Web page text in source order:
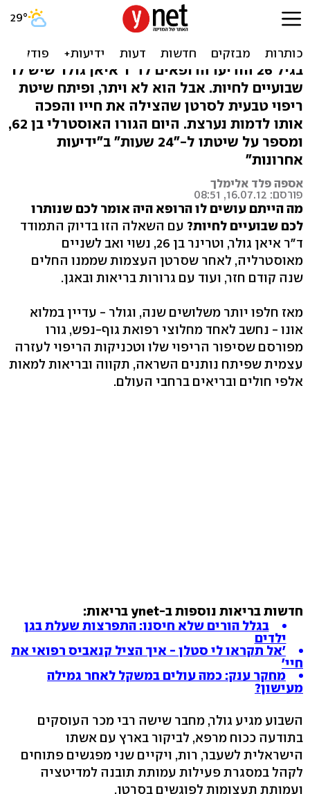
"נרפאתי מסרטן בזכות חוקן
קפה ומדיטציה"
בגיל 26 הודיעו הרופאים לד"ר איאן גולר שיש לו
שבועיים לחיות. אבל הוא לא ויתר, ופיתח שיטת
ריפוי טבעית לסרטן שהצילה את חייו והפכה
אותו לדמות נערצת. היום הגורו האוסטרלי בן 62,
ומספר על שיטתו ל-"24 שעות" ב"ידיעות
אחרונות"
אספה פלד אלימלך
פורסם: 16.07.12, 08:51
מה הייתם עושים לו הרופא היה אומר לכם שנותרו
לכם שבועיים לחיות? עם השאלה הזו בדיוק התמודד
ד"ר איאן גולר, וטרינר בן ‭,26‬ נשוי ואב לשניים
מאוסטרליה, לאחר שסרטן העצמות שממנו החלים
שנה קודם חזר, ועוד עם גרורות בריאות ובאגן.
מאז חלפו יותר משלושים שנה, וגולר - עדיין במלוא
אונו - נחשב לאחד מחלוצי רפואת גוף-נפש, גורו
מפורסם שסיפור הריפוי שלו וטכניקות הריפוי לעזרה
עצמית שפיתח נותנים השראה, תקווה ובריאות למאות
אלפי חולים ובריאים ברחבי העולם.
חדשות בריאות נוספות ב-ynet בריאות:
בגלל הורים שלא חיסנו: התפרצות שעלת בגן
ילדים
'אל תקראו לי סטלן - איך הציל קנאביס רפואי את
חיי'
מחקר ענק: כמה עולים במשקל לאחר גמילה
מעישון?
השבוע מגיע גולר, מחבר שישה רבי מכר העוסקים
בתודעה ככוח מרפא, לביקור בארץ עם אשתו
הישראלית לשעבר, רות, ויקיים שני מפגשים פתוחים
לקהל במסגרת פעילות עמותת תובנה למדיטציה
ועמותת תעצומות לפוגשים בסרטן.